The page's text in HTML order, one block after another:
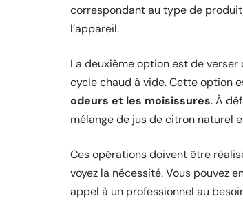
correspondant au type de
l’appareil.
La deuxième option est de
cycle chaud à vide. Cette option
odeurs et les moisissures. À
mélange de jus de citron naturel
Ces opérations doivent être
voyez la nécessité. Vous pouvez
appel à un professionnel au